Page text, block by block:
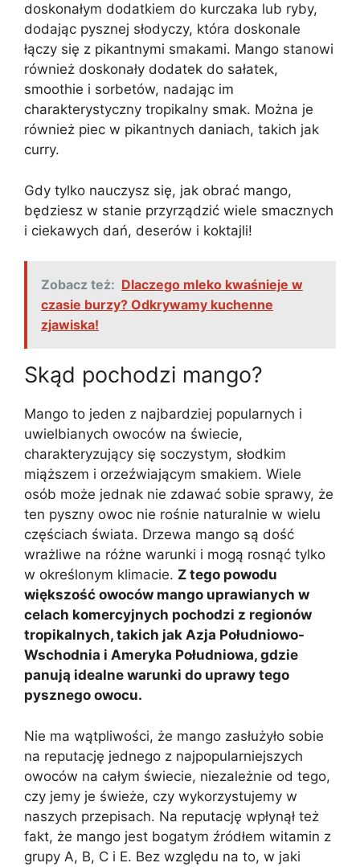
doskonałym dodatkiem do kurczaka lub ryby,
dodając pysznej słodyczy, która doskonale
łączy się z pikantnymi smakami. Mango stanowi
również doskonały dodatek do sałatek,
smoothie i sorbetów, nadając im
charakterystyczny tropikalny smak. Można je
również piec w pikantnych daniach, takich jak
curry.
Gdy tylko nauczysz się, jak obrać mango,
będziesz w stanie przyrządzić wiele smacznych
i ciekawych dań, deserów i koktajli!
Zobacz też: Dlaczego mleko kwaśnieje w
czasie burzy? Odkrywamy kuchenne
zjawiska!
Skąd pochodzi mango?
Mango to jeden z najbardziej popularnych i
uwielbianych owoców na świecie,
charakteryzujący się soczystym, słodkim
miąższem i orzeźwiającym smakiem. Wiele
osób może jednak nie zdawać sobie sprawy, że
ten pyszny owoc nie rośnie naturalnie w wielu
częściach świata. Drzewa mango są dość
wrażliwe na różne warunki i mogą rosnąć tylko
w określonym klimacie. Z tego powodu
większość owoców mango uprawianych w
celach komercyjnych pochodzi z regionów
tropikalnych, takich jak Azja Południowo-
Wschodnia i Ameryka Południowa, gdzie
panują idealne warunki do uprawy tego
pysznego owocu.
Nie ma wątpliwości, że mango zasłużyło sobie
na reputację jednego z najpopularniejszych
owoców na całym świecie, niezależnie od tego,
czy jemy je świeże, czy wykorzystujemy w
naszych przepisach. Na reputację wpłynął też
fakt, że mango jest bogatym źródłem witamin z
grupy A, B, C i E. Bez względu na to, w jaki